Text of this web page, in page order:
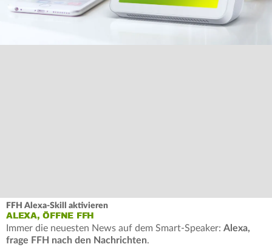
FFH Alexa-Skill aktivieren
ALEXA, ÖFFNE FFH
Immer die neuesten News auf dem Smart-Speaker: Alexa,
frage FFH nach den Nachrichten.